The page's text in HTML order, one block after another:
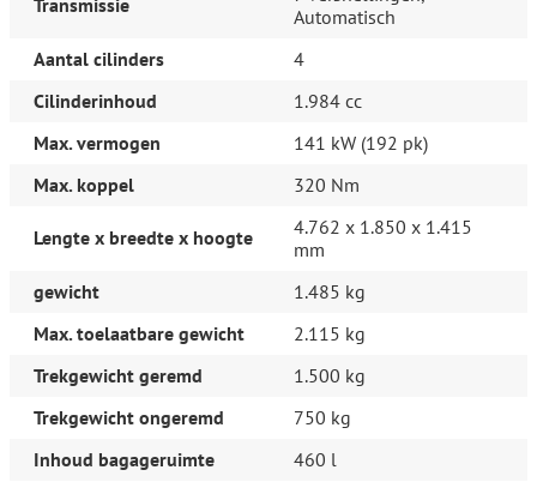
- BOVAG-garantie 6 maanden zakelijk, 12 maanden particulier
(< 20.000 km)
- APK keuring tenminste 6 maanden
aanvullende werkzaamheden
- Professioneel reinigen
- Aanvullen vloeistofniveaus
- Brandstof maximaal 15 liter
- Technische 15-puntencheck
- Gratis zomer-/wintercheck
- Gratis ruitreparatie
Productveiligheid
EU verantwoordelijke: Audi AG Auto-Union-Straße 1 85057
Ingolstadt, DE 0800-28347378423 https://www.audi.de/de/
kundenbetreuung@audi.de
Transmissie
Automatisch
Aantal cilinders
4
Cilinderinhoud
1.984 cc
Max. vermogen
141 kW (192 pk)
Max. koppel
320 Nm
Lengte x breedte x hoogte
4.762 x 1.850 x 1.415
mm
gewicht
1.485 kg
Max. toelaatbare gewicht
2.115 kg
Trekgewicht geremd
1.500 kg
Trekgewicht ongeremd
750 kg
Inhoud bagageruimte
460 l